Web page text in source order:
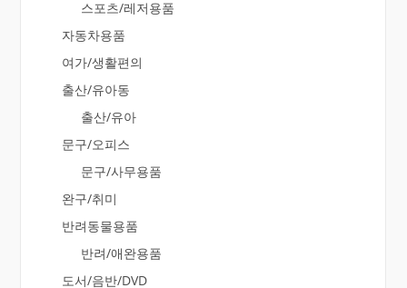
스포츠/레저용품
자동차용품
여가/생활편의
출산/유아동
출산/유아
문구/오피스
문구/사무용품
완구/취미
반려동물용품
반려/애완용품
도서/음반/DVD